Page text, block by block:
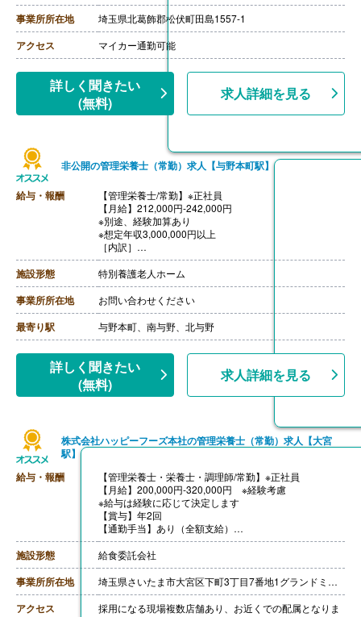
事業所所在地 埼玉県北葛飾郡松伏町田島1557-1
アクセス マイカー通勤可能
詳しく聞きたい
(無料)
求人詳細を見る
非公開の管理栄養士（常勤）求人【与野本町駅】
給与・報酬
【管理栄養士/常勤】※正社員
【月給】212,000円-242,000円
※別途、経験加算あり
※想定年収3,000,000円以上
［内訳］
・基本給 170,000円-200,000円
・特殊手当 30,000円
・介護処遇特例手当 12,000円
【賞与】あり（計3.00ヶ月分）※前年度実績
【住宅手当】賃貸/持家あり
【通勤手当】あり
【昇給】あり（年1回）
施設形態 特別養護老人ホーム
事業所所在地 お問い合わせください
最寄り駅 与野本町、南与野、北与野
詳しく聞きたい
(無料)
求人詳細を見る
株式会社ハッピーフーズ本社の管理栄養士（常勤）求人【大宮
駅】
給与・報酬
【管理栄養士・栄養士・調理師/常勤】※正社員
【月給】200,000円-320,000円 ※経験考慮
※給与は経験に応じて決定します
【賞与】年2回
【通勤手当】あり（全額支給）
【昇給】あり（年1回）
［月給例］
・チーフ 260,000円-320,000円（学校給食経験3年以
上）
・サブチーフ 220,000円-250,000円（学校給食経験1年
以上）
施設形態 給食委託会社
事業所所在地 埼玉県さいたま市大宮区下町3丁目7番地1グランドミッドタワーズ大宮S1407
アクセス
採用になる現場複数店舗あり、お近くでの配属となりま